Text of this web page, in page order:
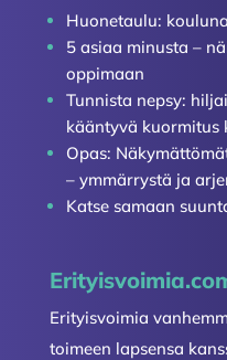
Huonetaulu:
5 asiaa minusta –
oppimaan
Tunnista nepsy:
kääntyvä kuormitus
Opas:
– ymmärrystä ja
Katse samaan
Erityisvoimia
toimeen lapsensa